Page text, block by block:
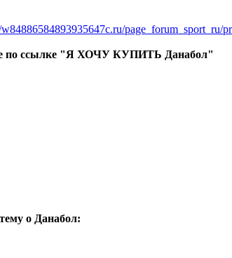
page_forum_sport_ru/
по ссылке "Я ХОЧУ КУПИТЬ Данабол"
о Данабол: